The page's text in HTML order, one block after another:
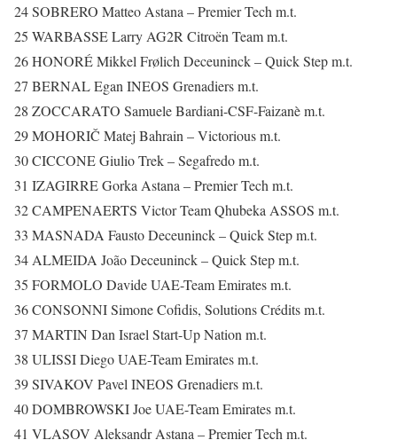
24 SOBRERO Matteo Astana – Premier Tech m.t.
25 WARBASSE Larry AG2R Citroën Team m.t.
26 HONORÉ Mikkel Frølich Deceuninck – Quick Step m.t.
27 BERNAL Egan INEOS Grenadiers m.t.
28 ZOCCARATO Samuele Bardiani-CSF-Faizanè m.t.
29 MOHORIČ Matej Bahrain – Victorious m.t.
30 CICCONE Giulio Trek – Segafredo m.t.
31 IZAGIRRE Gorka Astana – Premier Tech m.t.
32 CAMPENAERTS Victor Team Qhubeka ASSOS m.t.
33 MASNADA Fausto Deceuninck – Quick Step m.t.
34 ALMEIDA João Deceuninck – Quick Step m.t.
35 FORMOLO Davide UAE-Team Emirates m.t.
36 CONSONNI Simone Cofidis, Solutions Crédits m.t.
37 MARTIN Dan Israel Start-Up Nation m.t.
38 ULISSI Diego UAE-Team Emirates m.t.
39 SIVAKOV Pavel INEOS Grenadiers m.t.
40 DOMBROWSKI Joe UAE-Team Emirates m.t.
41 VLASOV Aleksandr Astana – Premier Tech m.t.